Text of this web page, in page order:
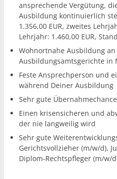
ansprechende Vergütung,
Ausbildung kontinuierlich
1.356,00 EUR, zweites
Lehrjahr: 1.460,00 EUR,
Wohnortnahe Ausbildung
Ausbildungsamtsgerichte in
Feste Ansprechperson und
während Deiner Ausbildung
Sehr gute
Einen krisensicheren und
der nie langweilig wird
Sehr gute
Gerichtsvollzieher (m/w/d),
Diplom-Rechtspfleger (m/w/